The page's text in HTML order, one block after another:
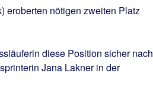
eroberten nötigen zweiten Platz
diese Position sicher nach
Jana Lakner in der